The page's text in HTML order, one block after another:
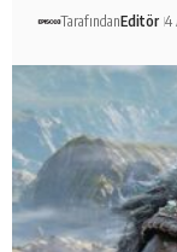
TarafındanEditör 4